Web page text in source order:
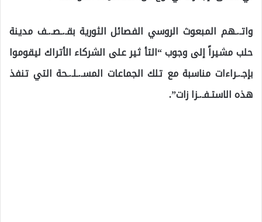
واتـ.ـهم المبعوث الروسي الفصائل الثورية بقـ.ـصـ.ـف مدينة
حلب مشيراً إلى وجوب “التأ ثير على الشركاء الأتراك ليقوموا
بإجـ.ـراءات مناسبة مع تلك الجماعات المسـ.ـلـ.ـحة التي تنفذ
هذه الاستـفـ.ـزا زات”.